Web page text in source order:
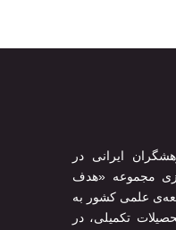
ایرانی در
مجموعه «هدف
علمی کشور به
تکمیلی، در